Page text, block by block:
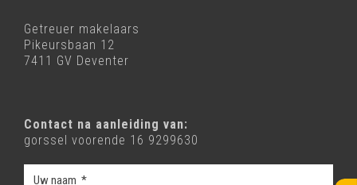
Getreuer makelaars
Pikeursbaan 12
7411 GV Deventer
Contact na aanleiding van:
gorssel voorende 16 9299630